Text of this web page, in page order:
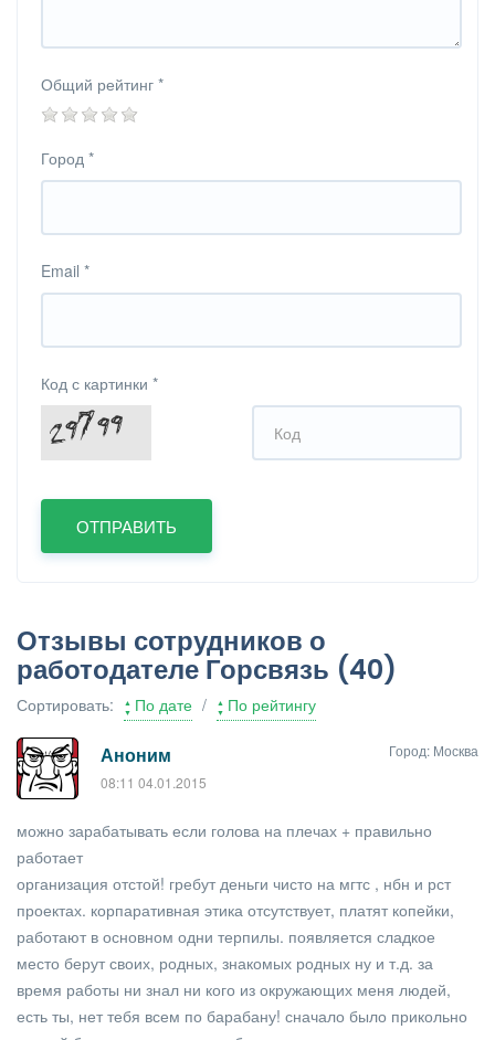
Общий рейтинг *
Город *
Email *
Код с картинки *
Отзывы сотрудников о
работодателе Горсвязь (40)
Сортировать: По дате / По рейтингу
Аноним
08:11 04.01.2015
Город: Москва
можно зарабатывать если голова на плечах + правильно
работает
организация отстой! гребут деньги чисто на мгтс , нбн и рст
проектах. корпаративная этика отсутствует, платят копейки,
работают в основном одни терпилы. появляется сладкое
место берут своих, родных, знакомых родных ну и т.д. за
время работы ни знал ни кого из окружающих меня людей,
есть ты, нет тебя всем по барабану! сначало было прикольно